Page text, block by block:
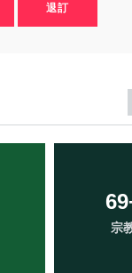
退訂
69
宗
2
大